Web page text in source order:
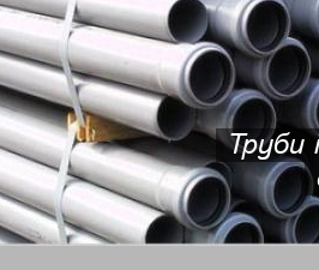
Труби